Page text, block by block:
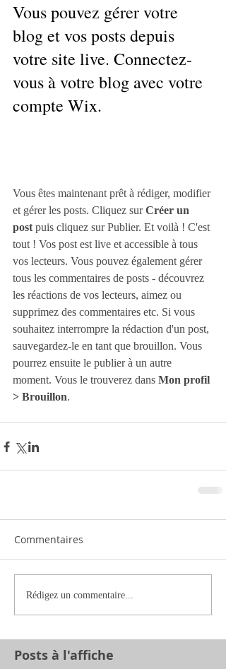
Vous pouvez gérer votre
blog et vos posts depuis
votre site live. Connectez-
vous à votre blog avec votre
compte Wix.
Vous êtes maintenant prêt à rédiger, modifier
et gérer les posts. Cliquez sur Créer un
post puis cliquez sur Publier. Et voilà ! C'est
tout ! Vos post est live et accessible à tous
vos lecteurs. Vous pouvez également gérer
tous les commentaires de posts - découvrez
les réactions de vos lecteurs, aimez ou
supprimez des commentaires etc. Si vous
souhaitez interrompre la rédaction d'un post,
sauvegardez-le en tant que brouillon. Vous
pourrez ensuite le publier à un autre
moment. Vous le trouverez dans Mon profil
> Brouillon.
Commentaires
Rédigez un commentaire...
Posts à l'affiche